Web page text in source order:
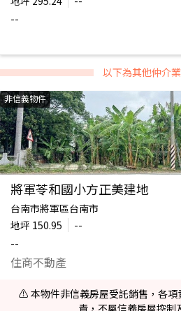
--
以下為其他仲介
非信義物件
將軍苓和國小方正美建地
台南市將軍區台南市
地坪 150.95
--
--
住商不動產
⚠️ 本物件非信義房屋受託銷售，各項
責，不屬信義房屋控制